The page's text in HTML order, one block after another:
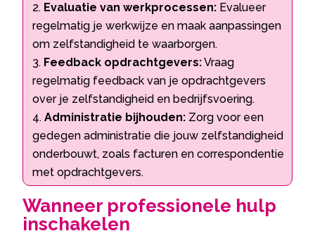
Evaluatie van werkprocessen: Evalueer
regelmatig je werkwijze en maak aanpassingen
om zelfstandigheid te waarborgen.
Feedback opdrachtgevers:Vraag
regelmatig feedback van je opdrachtgevers
over je zelfstandigheid en bedrijfsvoering.
Administratie bijhouden: Zorg voor een
gedegen administratie die jouw zelfstandigheid
onderbouwt, zoals facturen en correspondentie
met opdrachtgevers.
Wanneer professionele hulp
inschakelen